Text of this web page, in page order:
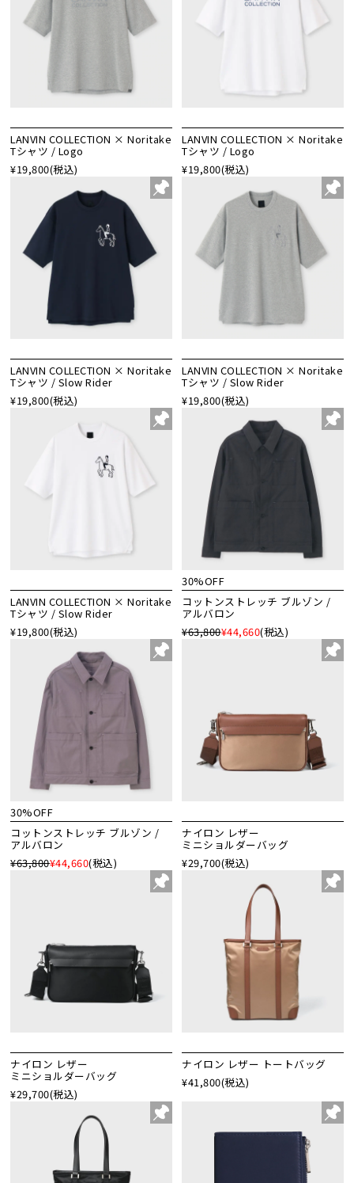
LANVIN COLLECTION × Noritake
Tシャツ / Logo
¥19,800(税込)
LANVIN COLLECTION × Noritake
Tシャツ / Logo
¥19,800(税込)
LANVIN COLLECTION × Noritake
Tシャツ / Slow Rider
¥19,800(税込)
LANVIN COLLECTION × Noritake
Tシャツ / Slow Rider
¥19,800(税込)
LANVIN COLLECTION × Noritake
Tシャツ / Slow Rider
¥19,800(税込)
30%OFF
コットンストレッチ ブルゾン /
アルバロン
¥63,800¥44,660(税込)
30%OFF
コットンストレッチ ブルゾン /
アルバロン
¥63,800¥44,660(税込)
ナイロン レザー
ミニショルダーバッグ
¥29,700(税込)
ナイロン レザー
ミニショルダーバッグ
¥29,700(税込)
ナイロン レザー トートバッグ
¥41,800(税込)